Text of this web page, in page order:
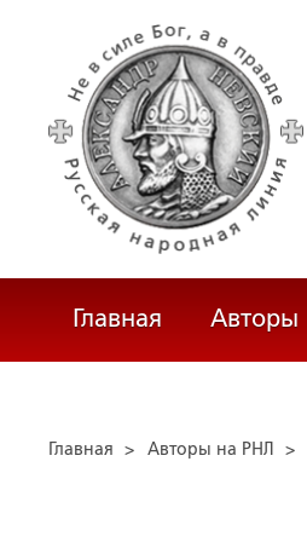
Главная Авторы
Главная > Авторы на РНЛ >